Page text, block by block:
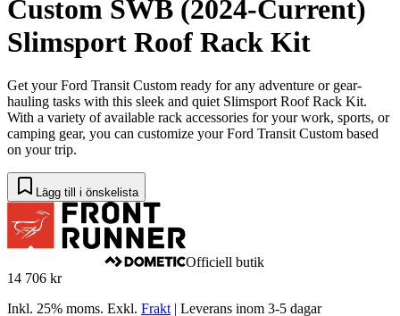
Custom SWB (2024-Current)
Slimsport Roof Rack Kit
Get your Ford Transit Custom ready for any adventure or gear-
hauling tasks with this sleek and quiet Slimsport Roof Rack Kit.
With a variety of available rack accessories for your work, sports, or
camping gear, you can customize your Ford Transit Custom based
on your trip.
Lägg till i önskelista
Officiell butik
14 706 kr
Inkl. 25% moms. Exkl. Frakt | Leverans inom 3-5 dagar